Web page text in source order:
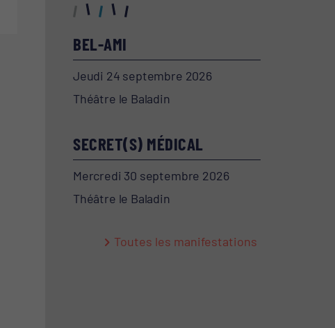
BEL-AMI
Jeudi 24 septembre 2026
Théâtre le Baladin
SECRET(S) MÉDICAL
Mercredi 30 septembre 2026
Théâtre le Baladin
Toutes les manifestations